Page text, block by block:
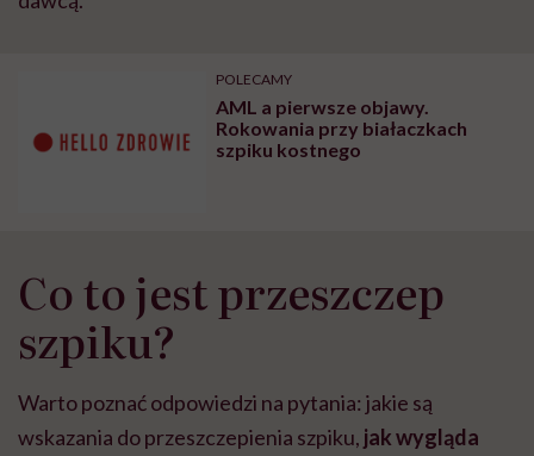
POLECAMY
AML a pierwsze objawy.
Rokowania przy białaczkach
szpiku kostnego
Co to jest przeszczep
szpiku?
Warto poznać odpowiedzi na pytania: jakie są
wskazania do przeszczepienia szpiku, jak wygląda